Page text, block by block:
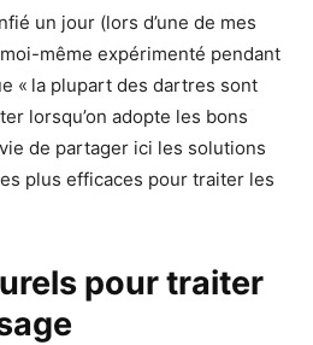
un jour (lors d’une de mes
même expérimenté pendant
« la plupart des dartres sont
lorsqu’on adopte les bons
de partager ici les solutions
plus efficaces pour traiter les
pour traiter